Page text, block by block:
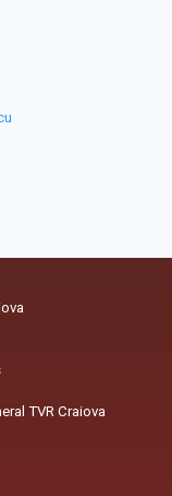
TVR Craiova